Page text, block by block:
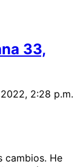
33,
2:28 p.m.
cambios. He